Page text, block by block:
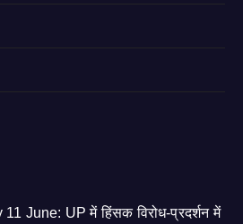
June: UP में हिंसक विरोध-प्रदर्शन में